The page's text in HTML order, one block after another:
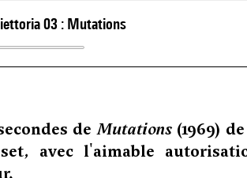
deMutations(1969)
avec l'aimable